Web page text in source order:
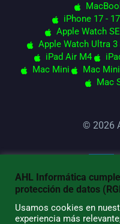
iPhone 17 -
Apple Watch
Apple Watch Ultra 3
iPad Air M4
Mac Mini
Mac
Mac
© 2026
AHL Informática
protección de datos
Usamos cookies en
experiencia más